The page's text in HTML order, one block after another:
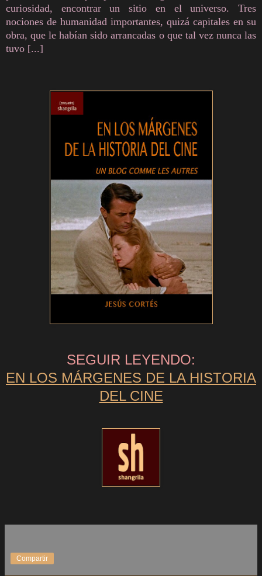
curiosidad, encontrar un sitio en el universo. Tres
nociones de humanidad importantes, quizá capitales en su
obra, que le habían sido arrancadas o que tal vez nunca las
tuvo [...]
SEGUIR LEYENDO:
EN LOS MÁRGENES DE LA HISTORIA
DEL CINE
Compartir